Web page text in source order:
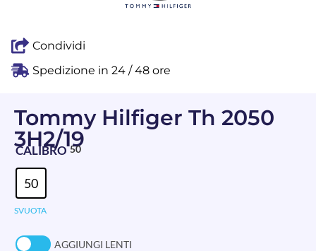
Condividi
Spedizione in 24 / 48 ore
Tommy Hilfiger Th 2050
3H2/19
CALIBRO 50
50
SVUOTA
AGGIUNGI LENTI